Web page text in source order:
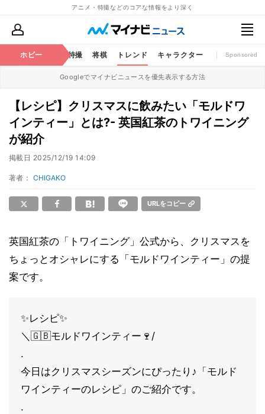
アニメ・特撮などのコアな情報をより深く
ホビー
おもちゃ 特撮 将棋 トレンド キャラクター Sponsored
Googleでマイナビニュースを優先表示する方法
【レシピ】クリスマスに飲みたい「モルドワ
インティー」とは?- 英国紅茶のトワイニング
が紹介
掲載日 2025/12/19 14:09
著者： CHIGAKO
URLをコピー
英国紅茶の「トワイニング」公式から、クリスマスを
ちょっとオシャレにする「モルドワインティー」の提
案です。
✨レシピ✨
＼🇬🇧モルドワインティー🍷/
.
今日はクリスマスシーズンにぴったり♪「モルド
ワインティーのレシピ」のご紹介です。
.